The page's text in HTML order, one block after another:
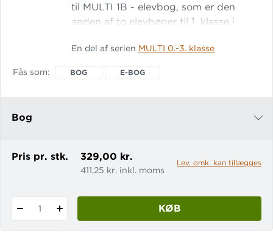
til MULTI 1B - elevbog, som er den
anden af to elevbøger til 1. klasse i
om systemet MULTI 1B -
En del af serien MULTI 0.-3. klasse
Fås som BOG E-BOG
Bog
e-bog
Pris pr. stk. 329,00 kr.
411,25 kr. inkl. moms
Lev. omk. kan tillægges
1 KØB